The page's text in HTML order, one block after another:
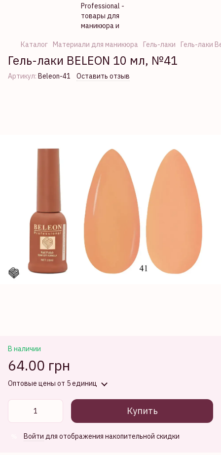
Каталог Материали для маникюра Гель-лаки Гель-лаки
Гель-лаки BELEON 10 мл, №41
Артикул: Beleon-41 Оставить отзыв
В наличии
64.00 грн
Оптовые цены от 5 единиц
Купить
Войти для отображения накопительной скидки